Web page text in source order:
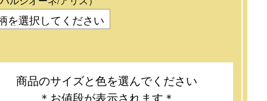
商品のサイズと色を選んでください
＊お値段が表示されます＊